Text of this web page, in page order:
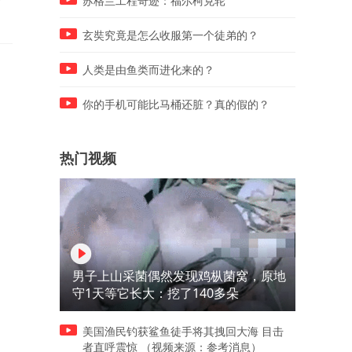
玄奘究竟是怎么收服第一个徒弟的？
人类是由鱼类而进化来的？
你的手机可能比马桶还脏？真的假的？
热门视频
男子上山采菌偶然发现鸡枞菌窝，原地
守1天等它长大：挖了140多朵
美国渔民钓获鲨鱼徒手将其拽回大海 目击
者直呼震惊 （视频来源：参考消息）